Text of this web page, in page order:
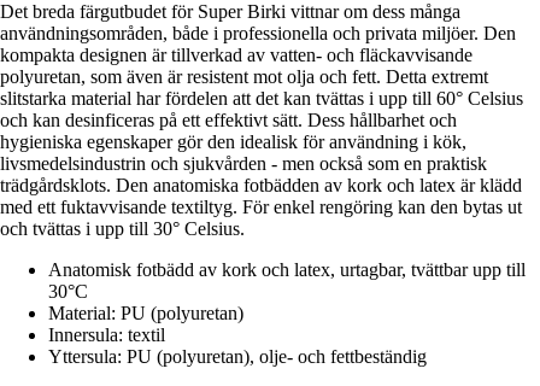
Det breda färgutbudet för Super Birki vittnar om dess många
användningsområden, både i professionella och privata miljöer. Den
kompakta designen är tillverkad av vatten- och fläckavvisande
polyuretan, som även är resistent mot olja och fett. Detta extremt
slitstarka material har fördelen att det kan tvättas i upp till 60° Celsius
och kan desinficeras på ett effektivt sätt. Dess hållbarhet och
hygieniska egenskaper gör den idealisk för användning i kök,
livsmedelsindustrin och sjukvården - men också som en praktisk
trädgårdsklots. Den anatomiska fotbädden av kork och latex är klädd
med ett fuktavvisande textiltyg. För enkel rengöring kan den bytas ut
och tvättas i upp till 30° Celsius.
Anatomisk fotbädd av kork och latex, urtagbar, tvättbar upp till
30°C
Material: PU (polyuretan)
Innersula: textil
Yttersula: PU (polyuretan), olje- och fettbeständig